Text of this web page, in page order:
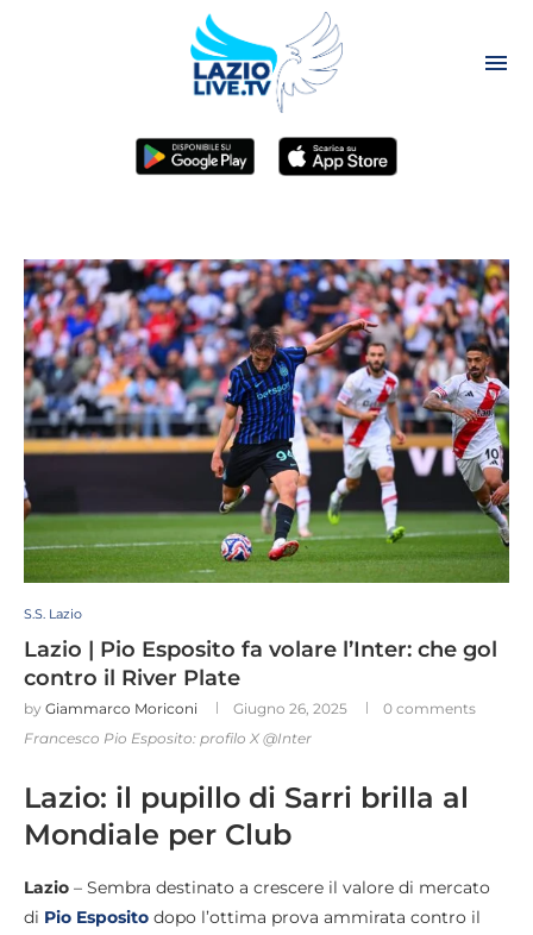
S.S. Lazio
Lazio | Pio Esposito fa volare l’Inter: che gol
contro il River Plate
by Giammarco Moriconi Giugno 26, 2025
0 comments
Francesco Pio Esposito: profilo X @Inter
Lazio: il pupillo di Sarri brilla al
Mondiale per Club
Lazio – Sembra destinato a crescere il valore di mercato
di Pio Esposito dopo l’ottima prova ammirata contro il